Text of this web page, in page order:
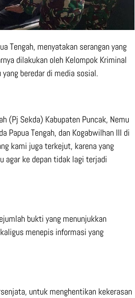
Tengah, menyatakan serangan yang
dilakukan oleh Kelompok Kriminal
beredar di media sosial.
(Pj Sekda) Kabupaten Puncak, Nemu
Papua Tengah, dan Kogabwilhan III di
kami juga terkejut, karena yang
agar ke depan tidak lagi terjadi
bukti yang menunjukkan
menepis informasi yang
untuk menghentikan kekerasan